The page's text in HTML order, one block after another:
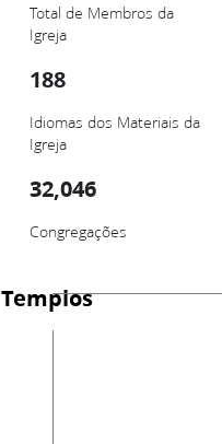
Total de Membros da
Igreja
188
Idiomas dos Materiais da
Igreja
32,046
Congregações
Templos